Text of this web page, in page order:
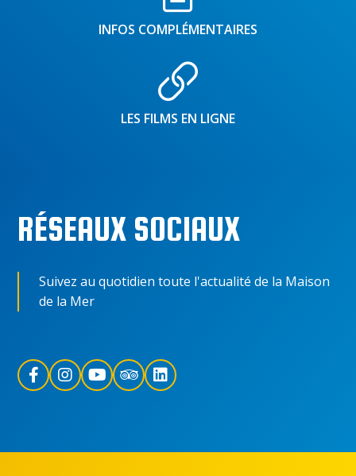
INFOS COMPLÉMENTAIRES
LES FILMS EN LIGNE
RÉSEAUX SOCIAUX
Suivez au quotidien toute l'actualité de la Maison
de la Mer